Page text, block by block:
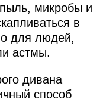
микробы и
в
для людей,
астмы.
дивана
способ